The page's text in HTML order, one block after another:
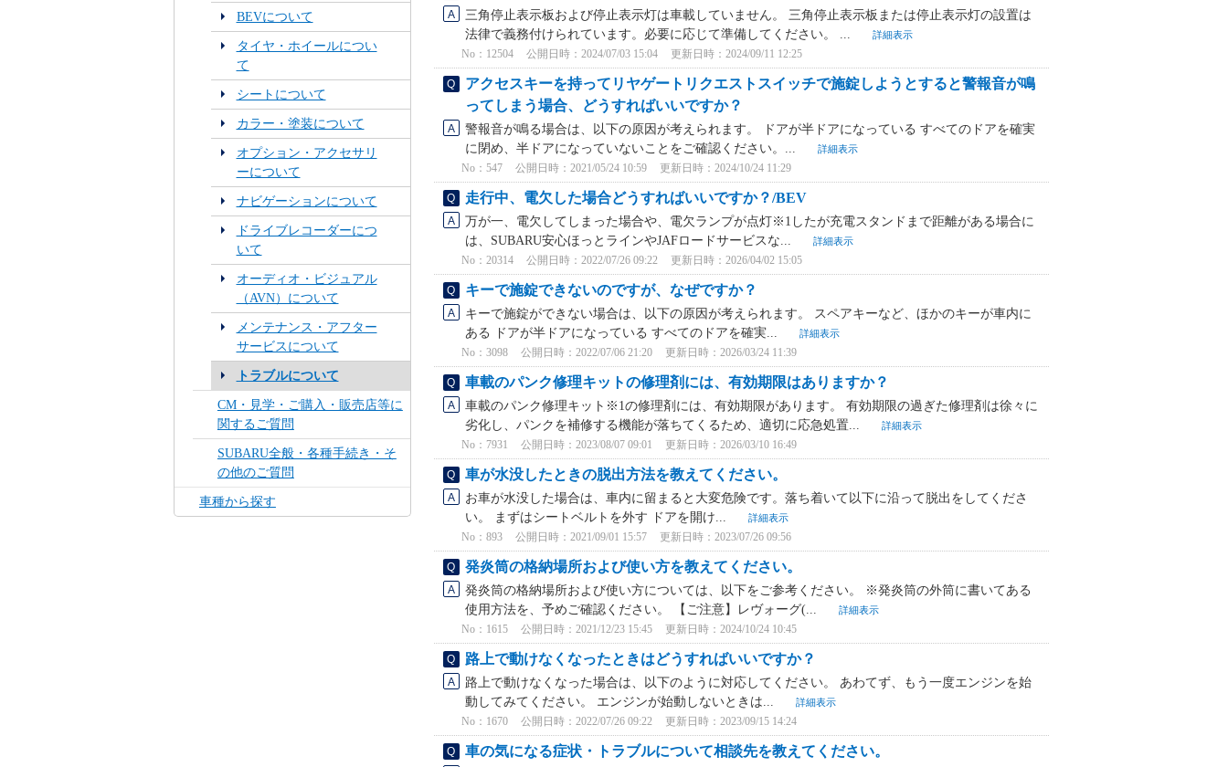
BEVについて
タイヤ・ホイールについ
て
シートについて
カラー・塗装について
オプション・アクセサリ
ーについて
ナビゲーションについて
ドライブレコーダーにつ
いて
オーディオ・ビジュアル
（AVN）について
メンテナンス・アフター
サービスについて
トラブルについて
CM・見学・ご購入・販売店等に
関するご質問
SUBARU全般・各種手続き・そ
の他のご質問
車種から探す
三角停止表示板および停止表示灯は車載していません。 三角停止表示板または停止表示灯の設置は
法律で義務付けられています。必要に応じて準備してください。 ...
詳細表示
No：12504 公開日時：2024/07/03 15:04 更新日時：2024/09/11 12:25
アクセスキーを持ってリヤゲートリクエストスイッチで施錠しようとすると警報音が鳴
ってしまう場合、どうすればいいですか？
警報音が鳴る場合は、以下の原因が考えられます。 ドアが半ドアになっている すべてのドアを確実
に閉め、半ドアになっていないことをご確認ください。...
詳細表示
No：547 公開日時：2021/05/24 10:59 更新日時：2024/10/24 11:29
走行中、電欠した場合どうすればいいですか？/BEV
万が一、電欠してしまった場合や、電欠ランプが点灯※1したが充電スタンドまで距離がある場合に
は、SUBARU安心ほっとラインやJAFロードサービスな...
詳細表示
No：20314 公開日時：2022/07/26 09:22 更新日時：2026/04/02 15:05
キーで施錠できないのですが、なぜですか？
キーで施錠ができない場合は、以下の原因が考えられます。 スペアキーなど、ほかのキーが車内に
ある ドアが半ドアになっている すべてのドアを確実...
詳細表示
No：3098 公開日時：2022/07/06 21:20 更新日時：2026/03/24 11:39
車載のパンク修理キットの修理剤には、有効期限はありますか？
車載のパンク修理キット※1の修理剤には、有効期限があります。 有効期限の過ぎた修理剤は徐々に
劣化し、パンクを補修する機能が落ちてくるため、適切に応急処置...
詳細表示
No：7931 公開日時：2023/08/07 09:01 更新日時：2026/03/10 16:49
車が水没したときの脱出方法を教えてください。
お車が水没した場合は、車内に留まると大変危険です。落ち着いて以下に沿って脱出をしてくださ
い。 まずはシートベルトを外す ドアを開け...
詳細表示
No：893 公開日時：2021/09/01 15:57 更新日時：2023/07/26 09:56
発炎筒の格納場所および使い方を教えてください。
発炎筒の格納場所および使い方については、以下をご参考ください。 ※発炎筒の外筒に書いてある
使用方法を、予めご確認ください。 【ご注意】レヴォーグ(...
詳細表示
No：1615 公開日時：2021/12/23 15:45 更新日時：2024/10/24 10:45
路上で動けなくなったときはどうすればいいですか？
路上で動けなくなった場合は、以下のように対応してください。 あわてず、もう一度エンジンを始
動してみてください。 エンジンが始動しないときは...
詳細表示
No：1670 公開日時：2022/07/26 09:22 更新日時：2023/09/15 14:24
車の気になる症状・トラブルについて相談先を教えてください。